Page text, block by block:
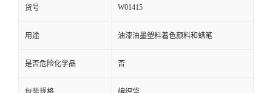
货号 W01415
用途 油漆油墨塑料着色颜料和蜡笔
是否危险化学品 否